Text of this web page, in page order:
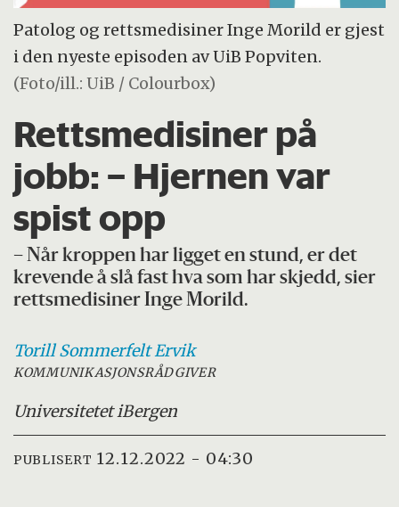
Patolog og rettsmedisiner Inge Morild er gjest
i den nyeste episoden av UiB Popviten.
(Foto/ill.: UiB / Colourbox)
Rettsmedisiner på
jobb: – Hjernen var
spist opp
– Når kroppen har ligget en stund, er det
krevende å slå fast hva som har skjedd, sier
rettsmedisiner Inge Morild.
Torill SommerfeltErvik
KOMMUNIKASJONSRÅDGIVER
Universitetet iBergen
PUBLISERT 12.12.2022 - 04:30